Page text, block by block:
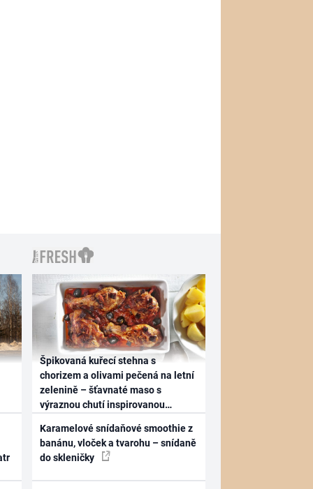
Špikovaná kuřecí stehna s
chorizem a olivami pečená na letní
zelenině – šťavnaté maso s
výraznou chutí inspirovanou
Karamelové snídaňové smoothie z
banánu, vloček a tvarohu – snídaně
do skleničky